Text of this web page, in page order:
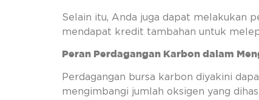
Selain itu, Anda juga dapat melakukan
mendapat kredit tambahan untuk
Peran Perdagangan Karbon dalam
Perdagangan bursa karbon diyakini
mengimbangi jumlah oksigen yang